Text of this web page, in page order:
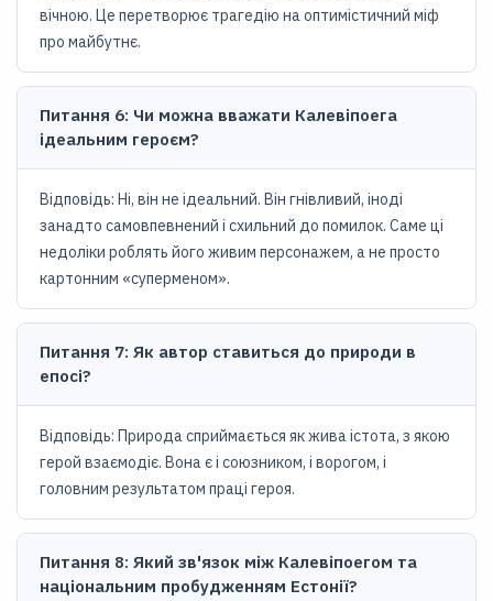
вічною. Це перетворює трагедію на оптимістичний міф
про майбутнє.
Питання 6: Чи можна вважати Калевіпоега
ідеальним героєм?
Відповідь: Ні, він не ідеальний. Він гнівливий, іноді
занадто самовпевнений і схильний до помилок. Саме ці
недоліки роблять його живим персонажем, а не просто
картонним «суперменом».
Питання 7: Як автор ставиться до природи в
епосі?
Відповідь: Природа сприймається як жива істота, з якою
герой взаємодіє. Вона є і союзником, і ворогом, і
головним результатом праці героя.
Питання 8: Який зв'язок між Калевіпоегом та
національним пробудженням Естонії?